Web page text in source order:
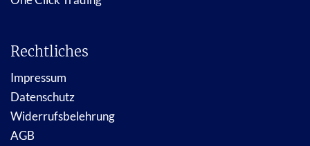
Rechtliches
Impressum
Datenschutz
Widerrufsbelehrung
AGB